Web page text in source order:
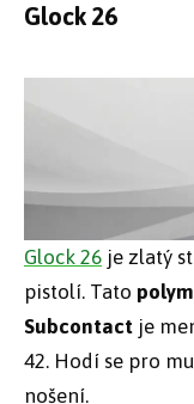
Glock 26
Glock 26 je zlatý
pistolí. Tato
Subcontact je
42. Hodí se pro
nošení.